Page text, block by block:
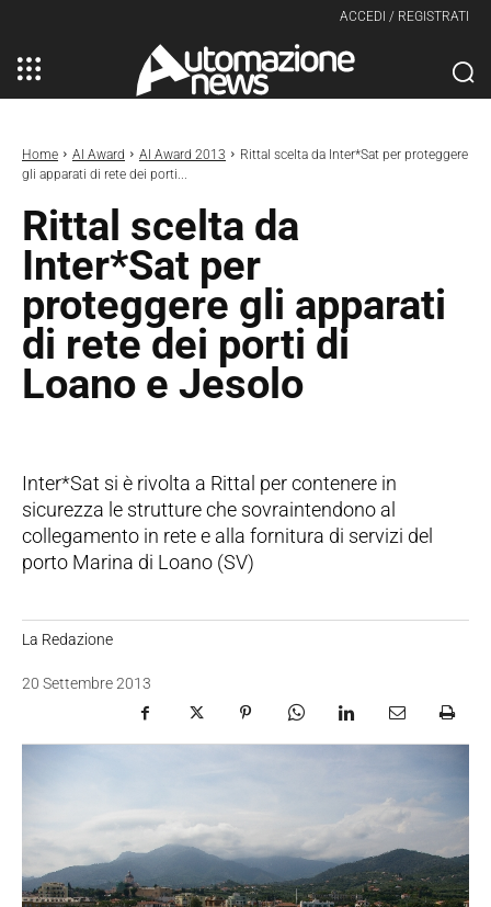
ACCEDI / REGISTRATI
Home AI Award AI Award 2013
Rittal scelta da Inter*Sat per proteggere
gli apparati di rete dei porti...
Rittal scelta da
Inter*Sat per
proteggere gli apparati
di rete dei porti di
Loano e Jesolo
Inter*Sat si è rivolta a Rittal per contenere in
sicurezza le strutture che sovraintendono al
collegamento in rete e alla fornitura di servizi del
porto Marina di Loano (SV)
La Redazione
20 Settembre 2013